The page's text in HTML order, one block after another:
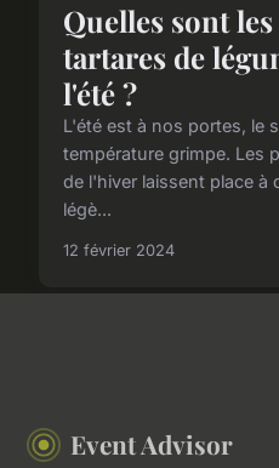
Quelles sont
tartares de
l'été ?
L'été est à nos portes, le
température grimpe. Les
de l'hiver laissent place à
légè...
12 février 2024
Event Advisor